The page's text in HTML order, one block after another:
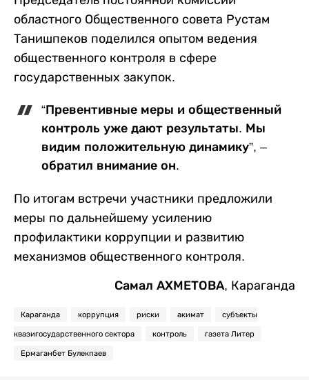
областного Общественного совета Рустам
Танишпеков поделился опытом ведения
общественного контроля в сфере
государственных закупок.
“Превентивные меры и общественный
контроль уже дают результаты. Мы
видим положительную динамику”, –
обратил внимание он.
По итогам встречи участники предложили
меры по дальнейшему усилению
профилактики коррупции и развитию
механизмов общественного контроля.
Самал АХМЕТОВА, Караганда
Караганда коррупция риски акимат субъекты
квазигосударственного сектора контроль газета Литер
Ермаганбет Булекпаев